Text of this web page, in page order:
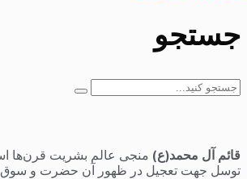
جستجو
جستجو
قائم آل محمد(ع) منجی عالم بشریت قرن‌ها
توسل جهت تعجیل در ظهور آن حضرت و سوق